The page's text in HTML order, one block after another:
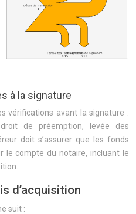
à la signature
vérifications avant la signature :
de préemption, levée des
doit s’assurer que les fonds
le compte du notaire, incluant le
d’acquisition
suit :